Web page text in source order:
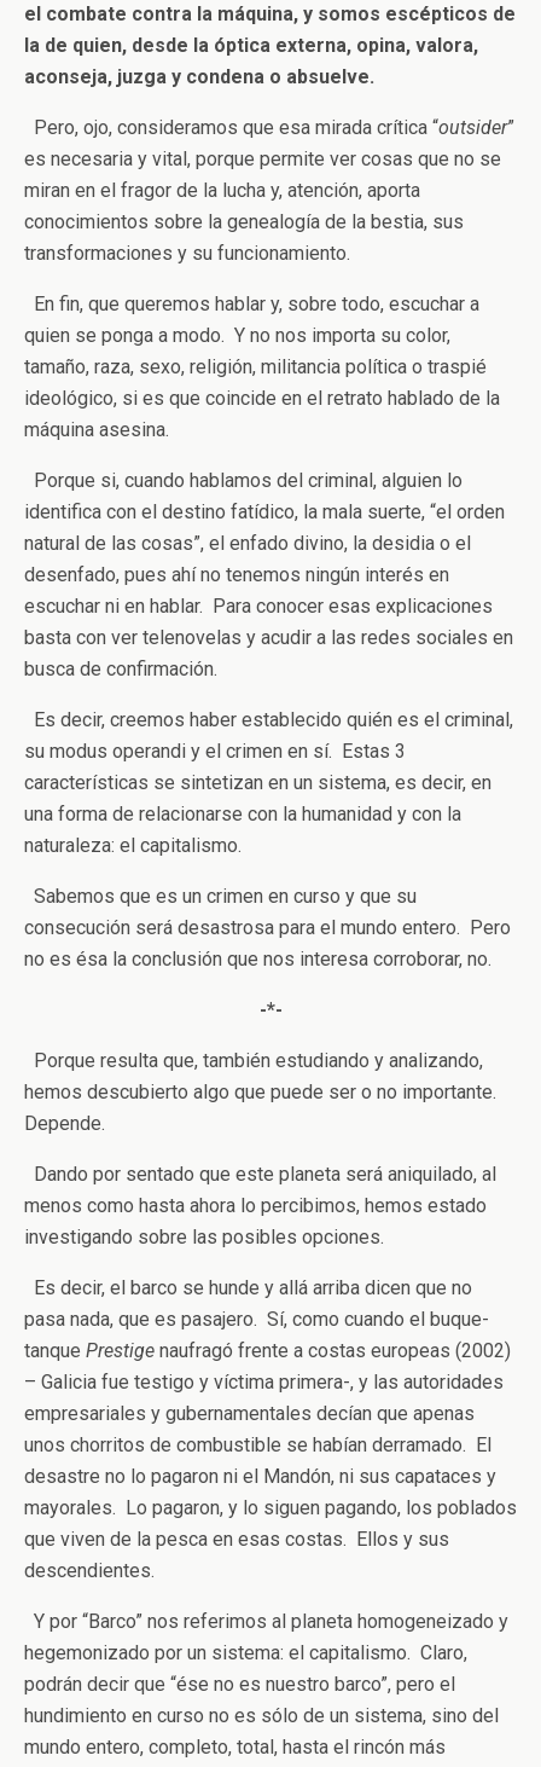
el combate contra la máquina, y somos escépticos de
la de quien, desde la óptica externa, opina, valora,
aconseja, juzga y condena o absuelve.
Pero, ojo, consideramos que esa mirada crítica “outsider”
es necesaria y vital, porque permite ver cosas que no se
miran en el fragor de la lucha y, atención, aporta
conocimientos sobre la genealogía de la bestia, sus
transformaciones y su funcionamiento.
En fin, que queremos hablar y, sobre todo, escuchar a
quien se ponga a modo. Y no nos importa su color,
tamaño, raza, sexo, religión, militancia política o traspié
ideológico, si es que coincide en el retrato hablado de la
máquina asesina.
Porque si, cuando hablamos del criminal, alguien lo
identifica con el destino fatídico, la mala suerte, “el orden
natural de las cosas”, el enfado divino, la desidia o el
desenfado, pues ahí no tenemos ningún interés en
escuchar ni en hablar. Para conocer esas explicaciones
basta con ver telenovelas y acudir a las redes sociales en
busca de confirmación.
Es decir, creemos haber establecido quién es el criminal,
su modus operandi y el crimen en sí. Estas 3
características se sintetizan en un sistema, es decir, en
una forma de relacionarse con la humanidad y con la
naturaleza: el capitalismo.
Sabemos que es un crimen en curso y que su
consecución será desastrosa para el mundo entero. Pero
no es ésa la conclusión que nos interesa corroborar, no.
-*-
Porque resulta que, también estudiando y analizando,
hemos descubierto algo que puede ser o no importante.
Depende.
Dando por sentado que este planeta será aniquilado, al
menos como hasta ahora lo percibimos, hemos estado
investigando sobre las posibles opciones.
Es decir, el barco se hunde y allá arriba dicen que no
pasa nada, que es pasajero. Sí, como cuando el buque-
tanque Prestige naufragó frente a costas europeas (2002)
– Galicia fue testigo y víctima primera-, y las autoridades
empresariales y gubernamentales decían que apenas
unos chorritos de combustible se habían derramado. El
desastre no lo pagaron ni el Mandón, ni sus capataces y
mayorales. Lo pagaron, y lo siguen pagando, los poblados
que viven de la pesca en esas costas. Ellos y sus
descendientes.
Y por “Barco” nos referimos al planeta homogeneizado y
hegemonizado por un sistema: el capitalismo. Claro,
podrán decir que “ése no es nuestro barco”, pero el
hundimiento en curso no es sólo de un sistema, sino del
mundo entero, completo, total, hasta el rincón más